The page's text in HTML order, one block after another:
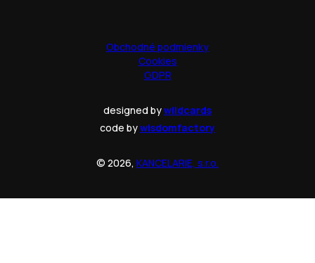
Obchodné podmienky
Cookies
GDPR
designed bywildcards
code bywisdomfactory
© 2026, KANCELARIE, s.r.o.